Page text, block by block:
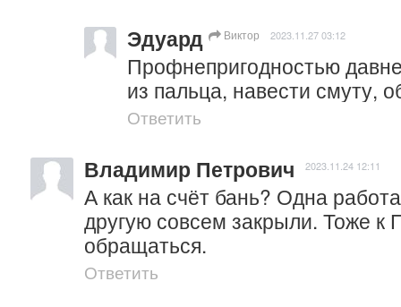
Эдуард Виктор 2023.11.27 03:12
Профнепригодностью
из пальца, навести смуту,
Ответить
Владимир Петрович 2023.11.24 12:11
А как на счёт бань? Одна
другую совсем закрыли. Тоже к
обращаться.
Ответить